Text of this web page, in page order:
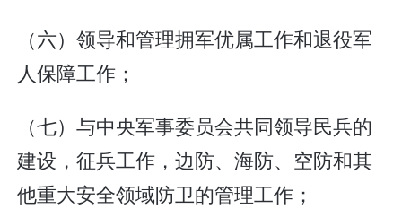
（六）领导和管理拥军优属工作和退役军
人保障工作；
（七）与中央军事委员会共同领导民兵的
建设，征兵工作，边防、海防、空防和其
他重大安全领域防卫的管理工作；